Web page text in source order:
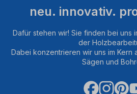
neu. innovativ.
Dafür stehen wir! Sie finden bei uns
der
Dabei konzentrieren wir uns im Kern
Sägen und